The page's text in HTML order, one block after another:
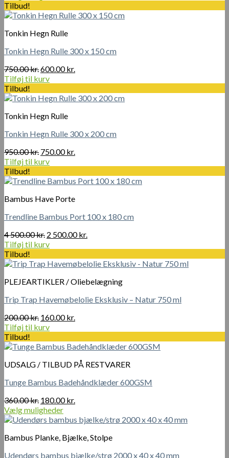
255.00 kr.
Dette
vare
flere
Mulighederne
vælges
på
varesiden
Tilbud!
Tonkin Hegn Rulle
Tonkin Hegn Rulle 300 x 150 cm
750.00kr.Den
oprindelige
var:
600.00kr.
er:
Tilføj til kurv
Tilbud!
Tonkin Hegn Rulle
Tonkin Hegn Rulle 300 x 200 cm
950.00kr. Den
oprindelige
var:
750.00kr.
er:
Tilføj til kurv
Tilbud!
Bambus Have Porte
Trendline Bambus Port 100 x 180 cm
4 500.00kr. Den
oprindelige
var:
500.00 kr..
2 500.00kr.
er:
500.00 kr..
Tilføj til kurv
Tilbud!
PLEJEARTIKLER / Oliebelægning
Trip Trap Havemøbelolie Eksklusiv – Natur 750 ml
200.00kr. Den
oprindelige
var:
160.00kr.
er:
Tilføj til kurv
Tilbud!
UDSALG / TILBUD PÅ RESTVARER
Tunge Bambus Badehåndklæder 600GSM
360.00kr. Den
oprindelige
pris
360.00 kr..
180.00kr.
pris
180.00 kr..
Vælg muligheder
Dette
har
Bambus Planke, Bjælke, Stolpe
Udendørs bambus bjælke/strø 2000 x 40 x 40 mm